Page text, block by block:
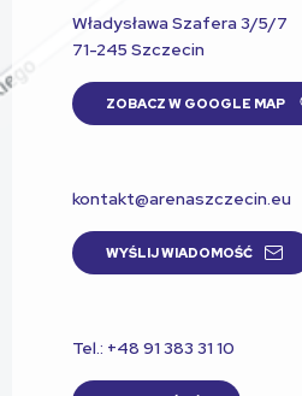
Władysława Szafera 3/5/7
71-245 Szczecin
ZOBACZ W GOOGLE MAP
kontakt@arenaszczecin.eu
WYŚLIJ WIADOMOŚĆ
Tel.: +48 91 383 31 10